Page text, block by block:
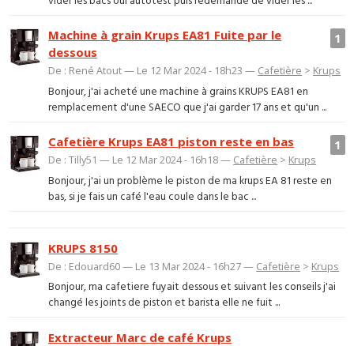
1
Machine à grain Krups EA81 Fuite par le
dessous
De : René Atout — Le 12 Mar 2024 - 18h23 — Cafetière > Krups
Bonjour, j'ai acheté une machine à grains KRUPS EA81 en
remplacement d'une SAECO que j'ai garder 17 ans et qu'un ...
1
Cafetière Krups EA81 piston reste en bas
De : Tilly51 — Le 12 Mar 2024 - 16h18 — Cafetière > Krups
Bonjour, j'ai un problème le piston de ma krups EA 81 reste en
bas, si je fais un café l'eau coule dans le bac ...
KRUPS 8150
De : Edouard60 — Le 13 Mar 2024 - 16h27 — Cafetière > Krups
Bonjour, ma cafetiere fuyait dessous et suivant les conseils j'ai
changé les joints de piston et barista elle ne fuit ...
Extracteur Marc de café Krups